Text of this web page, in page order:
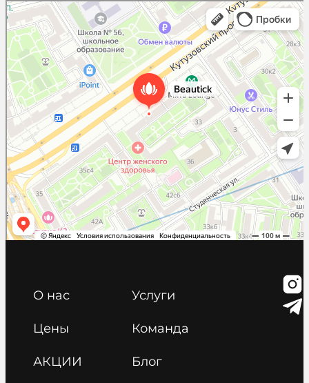
Beautick
Салон красоты в Москве
Косметология в Москве
О нас Услуги
Цены Команда
АКЦИИ Блог